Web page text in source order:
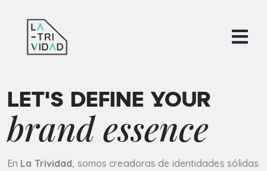
LET'S DEFINE YOUR
brand essence
En La Trividad, somos creadoras de identidades sólidas